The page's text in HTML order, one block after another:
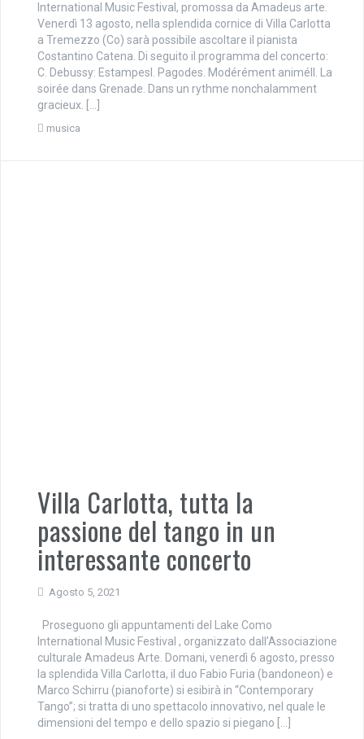
International Music Festival, promossa da Amadeus arte.
Venerdì 13 agosto, nella splendida cornice di Villa Carlotta
a Tremezzo (Co) sarà possibile ascoltare il pianista
Costantino Catena. Di seguito il programma del concerto:
C. Debussy: EstampesI. Pagodes. Modérément animéII. La
soirée dans Grenade. Dans un rythme nonchalamment
gracieux. […]
musica
Villa Carlotta, tutta la
passione del tango in un
interessante concerto
Agosto 5, 2021
Proseguono gli appuntamenti del Lake Como
International Music Festival , organizzato dall’Associazione
culturale Amadeus Arte. Domani, venerdì 6 agosto, presso
la splendida Villa Carlotta, il duo Fabio Furia (bandoneon) e
Marco Schirru (pianoforte) si esibirà in “Contemporary
Tango”; si tratta di uno spettacolo innovativo, nel quale le
dimensioni del tempo e dello spazio si piegano […]